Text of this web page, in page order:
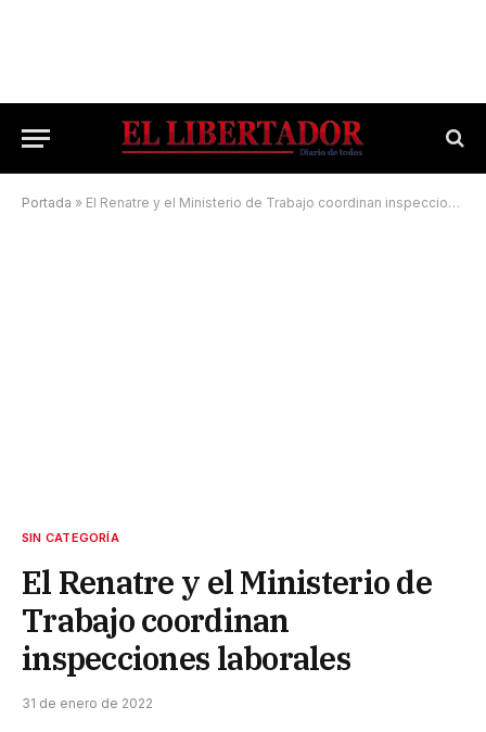
Portada » El Renatre y el Ministerio de Trabajo coordinan inspecciones laborales
SIN CATEGORÍA
El Renatre y el Ministerio de
Trabajo coordinan
inspecciones laborales
31 de enero de 2022